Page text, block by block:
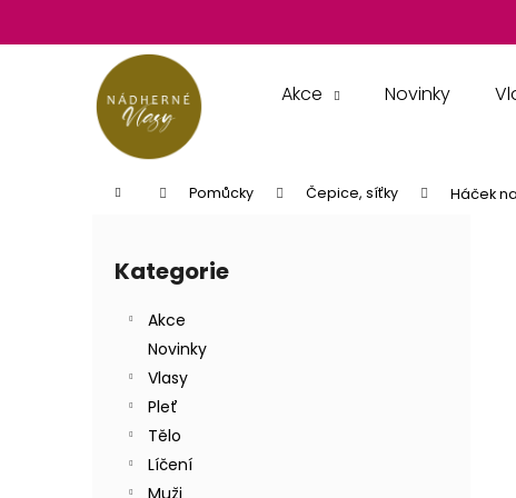
obsah
Akce Novinky
Domů Pomůcky Čepice, síťky Háček
Přeskočit
kategorie
Kategorie
Akce
Novinky
Vlasy
Pleť
Tělo
Líčení
Muži
o
obchodu
obchodu